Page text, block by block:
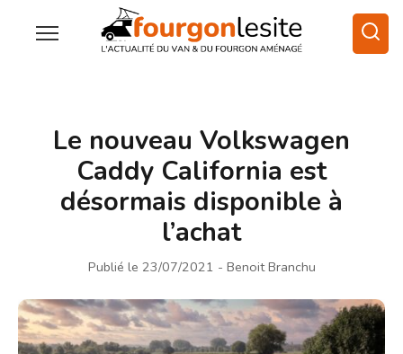
Le nouveau Volkswagen
Caddy California est
désormais disponible à
l’achat
Publié le 23/07/2021 - Benoit Branchu